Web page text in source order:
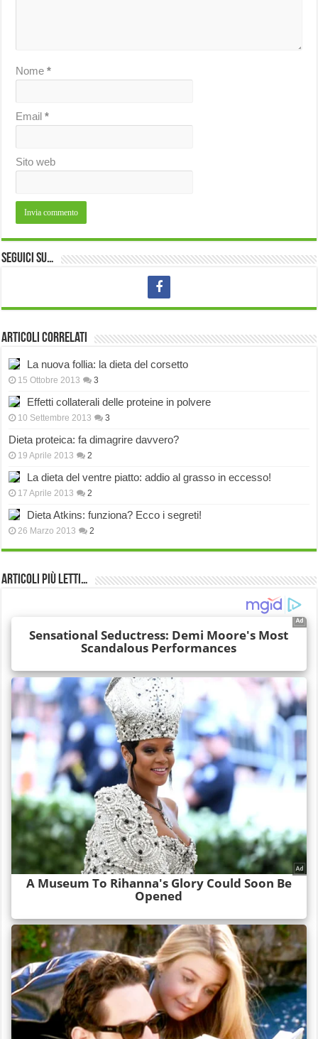
Nome*
Email*
Sito web
Seguici su…
Articoli correlati
La nuova follia: la dieta del corsetto
15 Ottobre 2013 3
Effetti collaterali delle proteine in polvere
10 Settembre 2013 3
Dieta proteica: fa dimagrire davvero?
19 Aprile 2013 2
La dieta del ventre piatto: addio al grasso in eccesso!
17 Aprile 2013 2
Dieta Atkins: funziona? Ecco i segreti!
26 Marzo 2013 2
Articoli più Letti…